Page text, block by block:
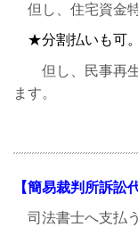
但し、住宅資金
★分割払いも可。
但し、民事再生
ます。
【簡易裁判所訴訟
司法書士へ支払